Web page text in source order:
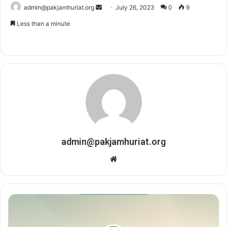
admin@pakjamhuriat.org
a
m
a
i
July 26, 2023 0 9
Less than a minute
admin@pakjamhuriat.org
b
s